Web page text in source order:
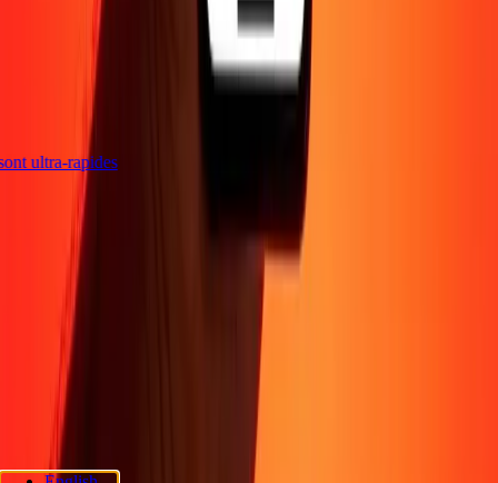
ultra-rapides
Entreprise
À proposBlog Devenir agent
Transfert d'argent international
Politique de confidentialité
Avis sur les cookies
générales
Centre d'aide
d'accessibilité
Services Rapide Chèque
Rapide ChèquePolitique de confidentialité Rapide Chèque